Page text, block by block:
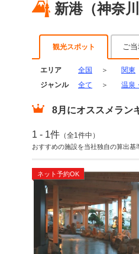
新港（神奈
観光スポット ご
エリア 全国 ＞ 関東
ジャンル
全て ＞ 温泉
8月 にオススメラン
1 - 1件 （全1件中）
おすすめの施設を当社独自の算出基
ネット予約OK